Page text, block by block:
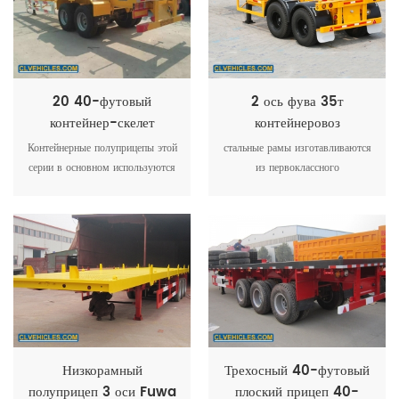
помогает получить наиболее
подходящие автомобили для
вас.
дюймов или два контейнера 20
дюймов одновременно.
20 40-футовый
контейнер-скелет
полуприцеп
Контейнерные полуприцепы этой
серии в основном используются
грузов. Подвески могут быть:
пневматическая подвеска,
механика (подвеска с рессорной
подвеской), подвеска тележки и
т.д.
2 ось фува 35т
контейнеровоз
каркасный полуприцеп
стальные рамы изготавливаются
из первоклассного
сварной балки с автоматической
сваркой, а в качестве
предварительной обработки
используется
усовершенствованный процесс
шлифования и окраски.
Низкорамный
полуприцеп 3 оси Fuwa
Трехосный 40-футовый
плоский прицеп 40-